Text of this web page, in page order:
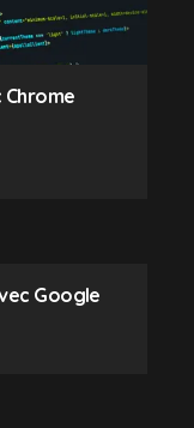
Chrome
Google